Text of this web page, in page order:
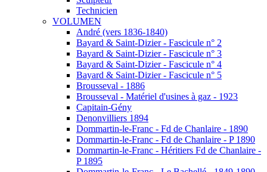
Technicien
VOLUMEN
André (vers 1836-1840)
Bayard & Saint-Dizier - Fascicule n° 2
Bayard & Saint-Dizier - Fascicule n° 3
Bayard & Saint-Dizier - Fascicule n° 4
Bayard & Saint-Dizier - Fascicule n° 5
Brousseval - 1886
Brousseval - Matériel d'usines à gaz - 1923
Capitain-Gény
Denonvilliers 1894
Dommartin-le-Franc - Fd de Chanlaire - 1890
Dommartin-le-Franc - Fd de Chanlaire - P 1890
Dommartin-le-Franc - Héritiers Fd de Chanlaire -
P 1895